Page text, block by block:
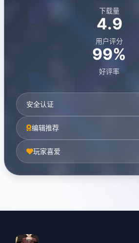
下载量
4.9
用户评分
99%
好评率
安全认证
编辑推荐
玩家喜爱